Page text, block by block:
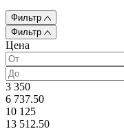
Фильтр
Фильтр
Цена
3 350
6 737.50
10 125
13 512.50